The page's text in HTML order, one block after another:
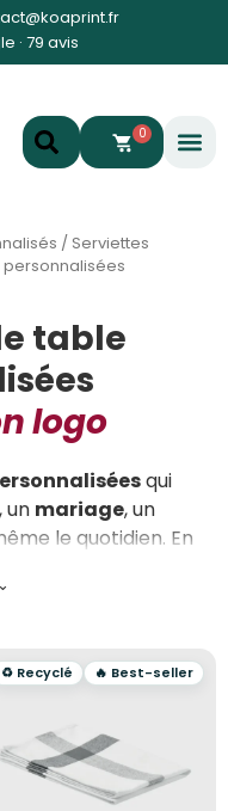
· 79 avis
0
/ Serviettes
table
logo
qui
un mariage, un
le quotidien. En
et ton
⌄
♻️ Recyclé 🔥 Best-seller